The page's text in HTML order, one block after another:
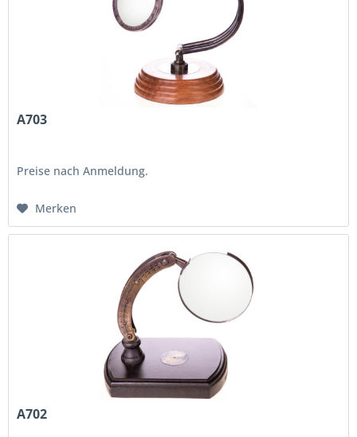
A703
Preise nach Anmeldung.
Merken
A702